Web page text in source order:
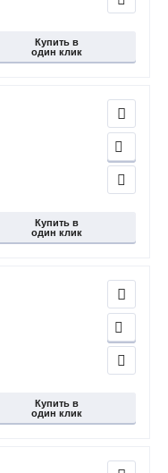
Купить в
один клик
Купить в
один клик
Купить в
один клик